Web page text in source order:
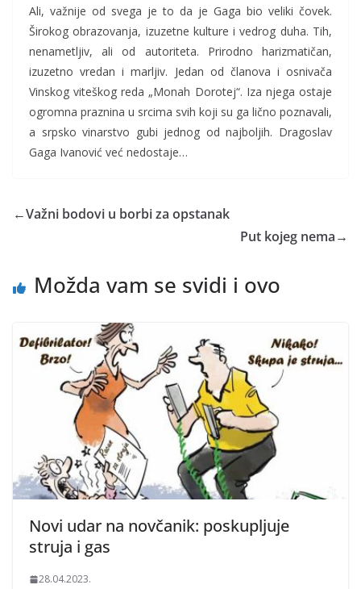
Ali, važnije od svega je to da je Gaga bio veliki čovek.
Širokog obrazovanja, izuzetne kulture i vedrog duha. Tih,
nenametljiv, ali od autoriteta. Prirodno harizmatičan,
izuzetno vredan i marljiv. Jedan od članova i osnivača
Vinskog viteškog reda „Monah Dorotej“. Iza njega ostaje
ogromna praznina u srcima svih koji su ga lično poznavali,
a srpsko vinarstvo gubi jednog od najboljih. Dragoslav
Gaga Ivanović već nedostaje…
←Važni bodovi u borbi za opstanak
Put kojeg nema→
Možda vam se svidi i ovo
Novi udar na novčanik: poskupljuje
struja i gas
28.04.2023.